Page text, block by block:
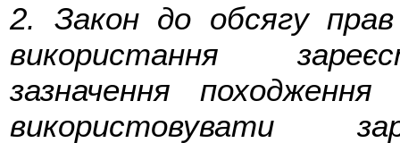
2. Закон до обсягу
використання
зазначення
використовувати